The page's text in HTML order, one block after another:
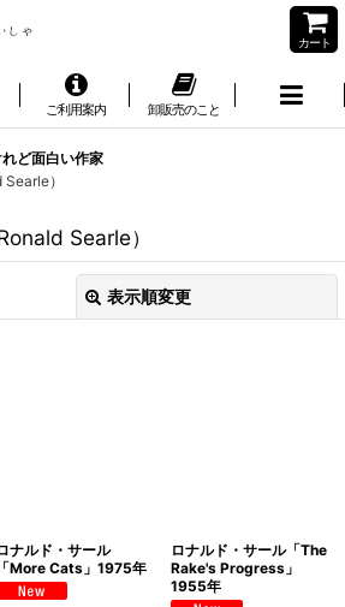
カート
ご利用案内 卸販売のこと
ど面白い作家
）
Searle）
表示順変更
ナルド・サール
「More Cats」1975年
ロナルド・サール「The
Rake's Progress」
1955年